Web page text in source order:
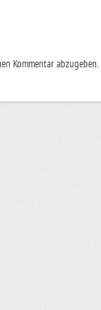
Kommentar abzugeben.